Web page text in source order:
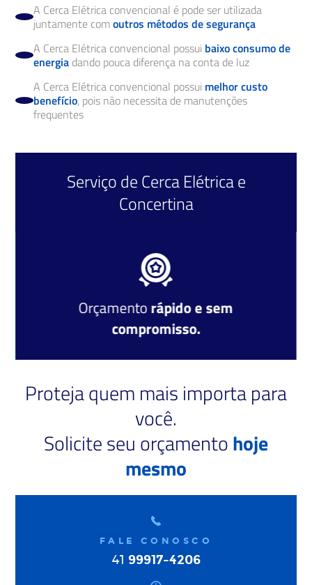
A Cerca Elétrica convencional é pode ser utilizada
juntamente comoutros métodos de segurança
A Cerca Elétrica convencional possui baixo consumo de
energia dando pouca diferença na conta de luz
A Cerca Elétrica convencional possui melhor custo
benefício, pois não necessita de manutenções
frequentes
Serviço deCerca Elétricae
Concertina
Orçamentorápido e sem
compromisso.
Proteja quem mais importa para
você.
Solicite seu orçamentohoje
mesmo
FALE CONOSCO
41 99917-4206